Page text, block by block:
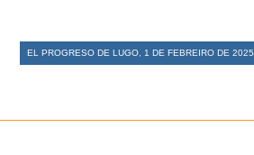
EL PROGRESO DE LUGO, 1 DE FEBREIRO DE 2025